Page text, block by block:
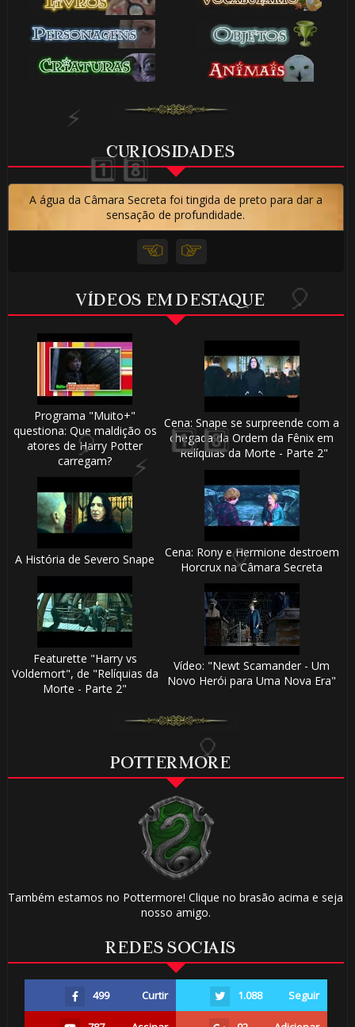
CURIOSIDADES
A água da Câmara Secreta foi tingida de preto para dar a
sensação de profundidade.
VÍDEOS EM DESTAQUE
Programa "Muito+"
questiona: Que maldição os
atores de Harry Potter
carregam?
Cena: Snape se surpreende com a
chegada da Ordem da Fênix em
"Relíquias da Morte - Parte 2"
A História de Severo Snape
Cena: Rony e Hermione destroem
Horcrux na Câmara Secreta
Featurette "Harry vs
Voldemort", de "Relíquias da
Morte - Parte 2"
Vídeo: "Newt Scamander - Um
Novo Herói para Uma Nova Era"
POTTERMORE
Também estamos no Pottermore! Clique no brasão acima e seja
nosso amigo.
REDES SOCIAIS
499 Curtir 1.088 Seguir
🎂
🎈
🎈
🎂
1️⃣ 8️⃣
1️⃣
8️⃣